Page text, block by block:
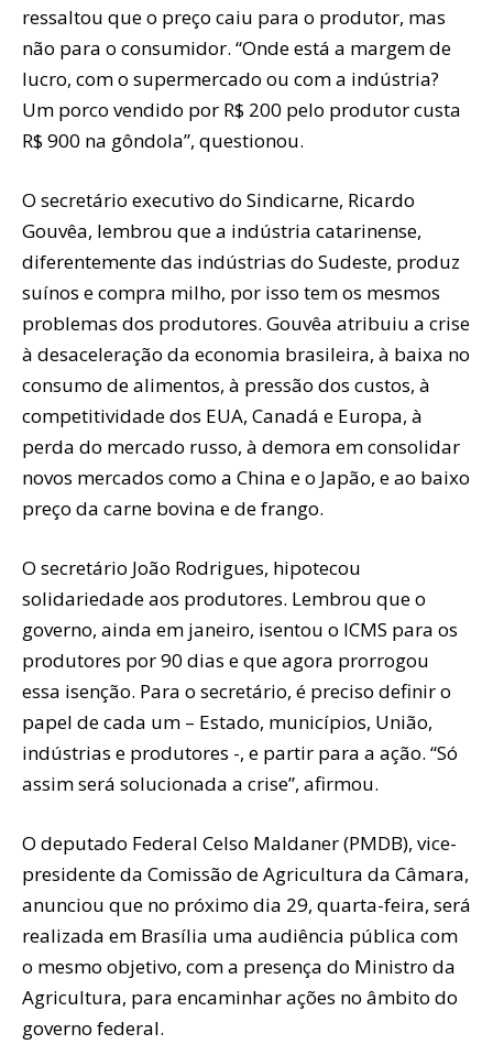
ressaltou que o preço caiu para o produtor, mas
não para o consumidor. “Onde está a margem de
lucro, com o supermercado ou com a indústria?
Um porco vendido por R$ 200 pelo produtor custa
R$ 900 na gôndola”, questionou.
O secretário executivo do Sindicarne, Ricardo
Gouvêa, lembrou que a indústria catarinense,
diferentemente das indústrias do Sudeste, produz
suínos e compra milho, por isso tem os mesmos
problemas dos produtores. Gouvêa atribuiu a crise
à desaceleração da economia brasileira, à baixa no
consumo de alimentos, à pressão dos custos, à
competitividade dos EUA, Canadá e Europa, à
perda do mercado russo, à demora em consolidar
novos mercados como a China e o Japão, e ao baixo
preço da carne bovina e de frango.
O secretário João Rodrigues, hipotecou
solidariedade aos produtores. Lembrou que o
governo, ainda em janeiro, isentou o ICMS para os
produtores por 90 dias e que agora prorrogou
essa isenção. Para o secretário, é preciso definir o
papel de cada um – Estado, municípios, União,
indústrias e produtores -, e partir para a ação. “Só
assim será solucionada a crise”, afirmou.
O deputado Federal Celso Maldaner (PMDB), vice-
presidente da Comissão de Agricultura da Câmara,
anunciou que no próximo dia 29, quarta-feira, será
realizada em Brasília uma audiência pública com
o mesmo objetivo, com a presença do Ministro da
Agricultura, para encaminhar ações no âmbito do
governo federal.